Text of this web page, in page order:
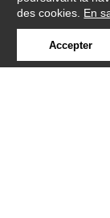
des cookies. En
Accepter